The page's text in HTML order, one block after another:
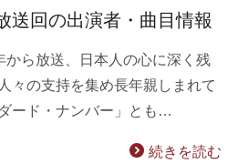
回の出演者・曲目情報
ら放送、日本人の心に深く残
々の支持を集め長年親しまれて
ード・ナンバー」とも…
続きを読む